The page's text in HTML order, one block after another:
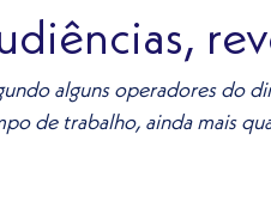
alguns operadores do
de trabalho, ainda mais